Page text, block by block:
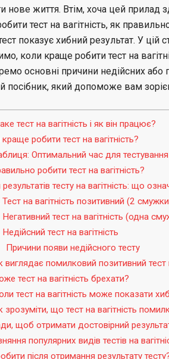
нове життя. Втім, хоча цей прилад
тест на вагітність, як
показує хибний результат. У цій
коли краще робити тест на
основні причини недійсних
посібник, який допоможе вам
тест на вагітність і як він працює?
робити тест на вагітність?
Оптимальний час для тестування
робити тест на вагітність?
тесту на вагітність: що
Тест на вагітність позитивний (2 смужки
Негативний тест на вагітність (одна
тест на вагітність
Причини появи недійсного тесту
виглядає помилковий позитивний тест
тест на вагітність брехати?
тест на вагітність може показати
зрозуміти, що тест на вагітність
щоб отримати достовірний
популярних видів тестів на
після отримання результату